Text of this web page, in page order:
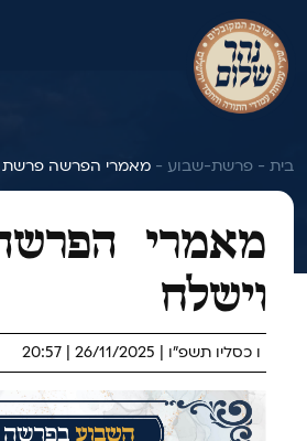
בית - פרשת-שבוע - מאמרי הפרשה פרשת
מאמרי
וישלח
ו כסליו תשפ"ו | 26/11/2025 | 20:57